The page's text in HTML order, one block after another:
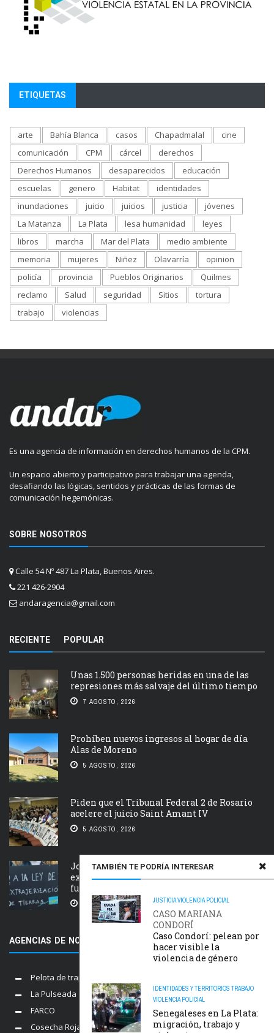
TAMBIÉN TE PODRÍA INTERESAR
JUSTICIAVIOLENCIA POLICIAL
CASO MARIANA
CONDORÍ
Caso Condorí: pelean por
hacer visible la
violencia de género
IDENTIDADES Y TERRITORIOS TRABAJO
VIOLENCIA POLICIAL
Senegaleses en La Plata:
migración, trabajo y
ETIQUETAS
arte Bahía Blanca casos Chapadmalal
cine
comunicación
CPM cárcel
derechos
Derechos Humanos
desaparecidos
educación
escuelas
genero Habitat
identidades
inundaciones
juicio juicios justicia
jóvenes
La Matanza
La Plata lesa humanidad
leyes
libros
marcha Mar del Plata
medio ambiente
memoria
mujeres Niñez Olavarría
opinion
policía
provincia Pueblos Originarios
Quilmes
reclamo
Salud seguridad Sitios
tortura
trabajo
violencias
Es una agencia de información en derechos humanos de la CPM.
Un espacio abierto y participativo para trabajar una agenda,
desafiando las lógicas, sentidos y prácticas de las formas de
comunicación hegemónicas.
SOBRE NOSOTROS
Calle 54 Nº 487 La Plata, Buenos Aires.
221 426-2904
andaragencia@gmail.com
RECIENTE POPULAR
Unas 1.500 personas heridas en una de las
represiones más salvaje del último tiempo
7 AGOSTO, 2026
Prohíben nuevos ingresos al hogar de día
Alas de Moreno
5 AGOSTO, 2026
Piden que el Tribunal Federal 2 de Rosario
acelere el juicio Saint Amant IV
5 AGOSTO, 2026
Jornada nacional en rechazo a la
extranjerización de tierras, manejo del
fuego y desalojos
5 AGOSTO, 2026
AGENCIAS DE NOTICIAS AMIGAS
Pelota de trapo
La Pulseada
FARCO
Cosecha Roja